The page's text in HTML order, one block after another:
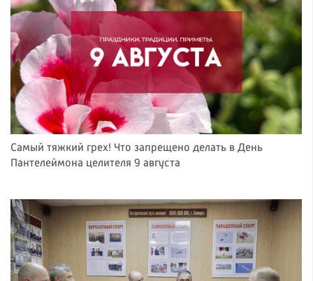
Самый тяжкий грех! Что запрещено делать в День
Пантелеймона целителя 9 августа